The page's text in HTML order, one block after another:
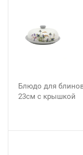
Блюдо для
23см с крышкой